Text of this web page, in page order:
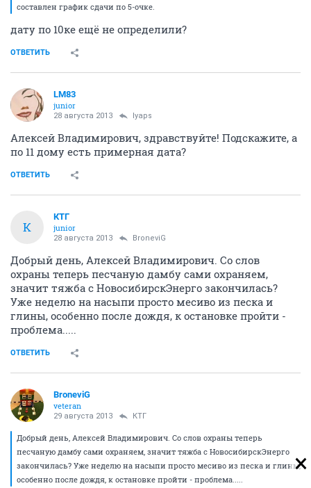
составлен график сдачи по 5-очке.
дату по 10ке ещё не определили?
ОТВЕТИТЬ
LM83
junior
28 августа 2013 lyaps
Алексей Владимирович, здравствуйте! Подскажите, а
по 11 дому есть примерная дата?
ОТВЕТИТЬ
К
КТГ
junior
28 августа 2013 BroneviG
Добрый день, Алексей Владимирович. Со слов
охраны теперь песчаную дамбу сами охраняем,
значит тяжба с НовосибирскЭнерго закончилась?
Уже неделю на насыпи просто месиво из песка и
глины, особенно после дождя, к остановке пройти -
проблема.....
ОТВЕТИТЬ
BroneviG
veteran
29 августа 2013 КТГ
Добрый день, Алексей Владимирович. Со слов охраны теперь
песчаную дамбу сами охраняем, значит тяжба с НовосибирскЭнерго
закончилась? Уже неделю на насыпи просто месиво из песка и глины,
особенно после дождя, к остановке пройти - проблема.....